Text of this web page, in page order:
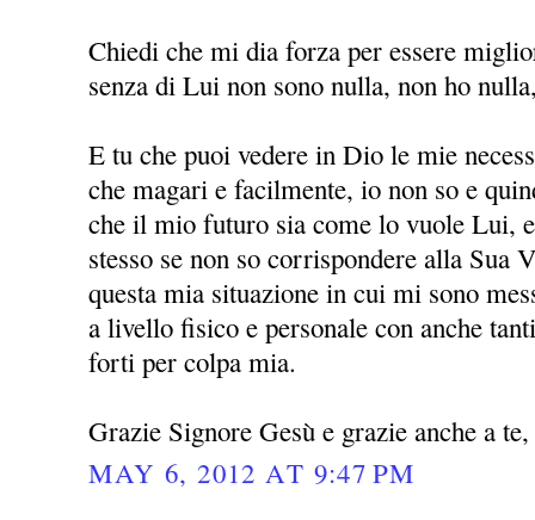
Chiedi che mi dia forza per essere
senza di Lui non sono nulla, non ho
E tu che puoi vedere in Dio le mie
che magari e facilmente, io non so e
che il mio futuro sia come lo vuole Lui,
stesso se non so corrispondere alla Sua
questa mia situazione in cui mi sono
a livello fisico e personale con anche
forti per colpa mia.
Grazie Signore Gesù e grazie anche a
MAY 6, 2012 AT 9:47 PM